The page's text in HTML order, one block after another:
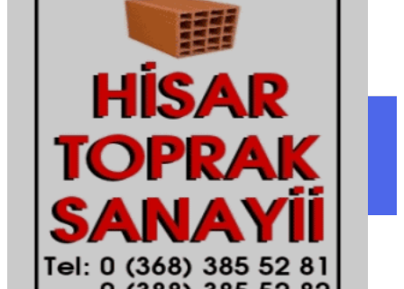
Zonguldak
SINOP
BOYABAT
DURAĞAN
AYANCIK
SIYASET
GENEL
SPOR